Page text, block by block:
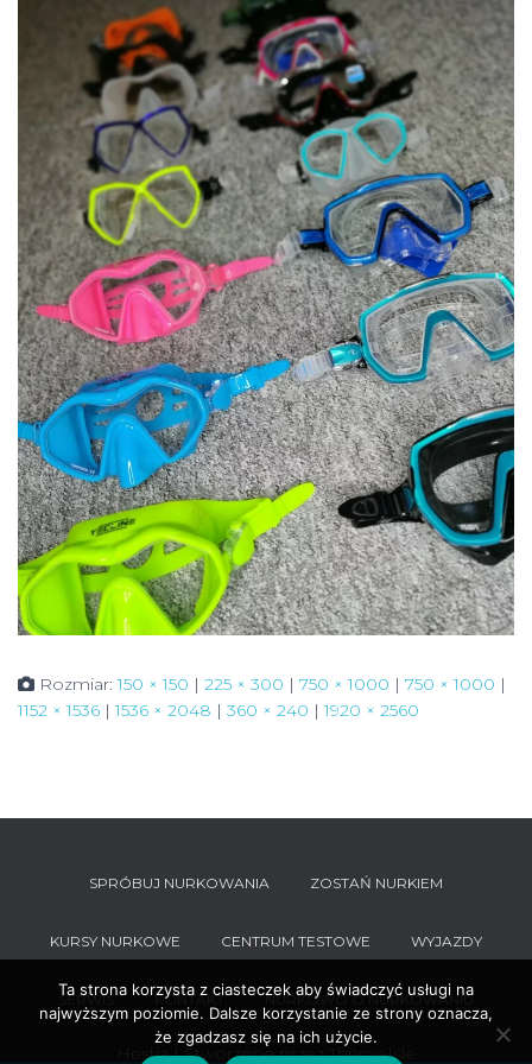
Rozmiar:150 × 150 | 225 × 300 | 750 × 1000 | 750 × 1000 |
1152 × 1536 | 1536 × 2048 | 360 × 240 | 1920 × 2560
SPRÓBUJ NURKOWANIA ZOSTAŃ NURKIEM
KURSY NURKOWE CENTRUM TESTOWE WYJAZDY
SERWIS KONTAKT NURKOWO O NURKOWANIU
Hestia | Stworzone przezThemeIsle
Ta strona korzysta z ciasteczek aby świadczyć usługi na
najwyższym poziomie. Dalsze korzystanie ze strony oznacza,
że zgadzasz się na ich użycie.